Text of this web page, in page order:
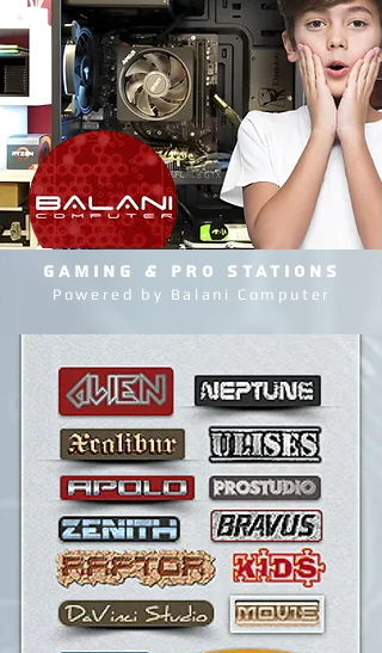
GAMING & PRO STATIONS
Powered by Balani Computer